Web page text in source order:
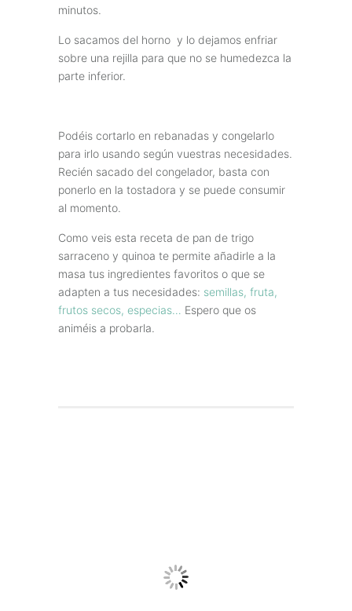
minutos.
Lo sacamos del horno y lo dejamos enfriar
sobre una rejilla para que no se humedezca la
parte inferior.
Podéis cortarlo en rebanadas y congelarlo
para irlo usando según vuestras necesidades.
Recién sacado del congelador, basta con
ponerlo en la tostadora y se puede consumir
al momento.
Como veis esta receta de pan de trigo
sarraceno y quinoa te permite añadirle a la
masa tus ingredientes favoritos o que se
adapten a tus necesidades: semillas, fruta,
frutos secos, especias… Espero que os
animéis a probarla.